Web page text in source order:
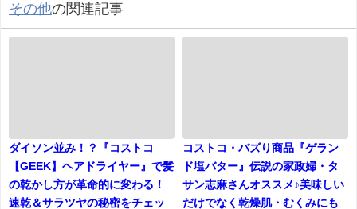
その他の関連記事
ダイソン並み！？『コストコ
【GEEK】ヘアドライヤー』で髪
の乾かし方が革命的に変わる！
速乾＆サラツヤの秘密をチェッ
コストコ・バズり商品『ゲラン
ド塩バター』伝説の家政婦・タ
サン志麻さんオススメ♪美味しい
だけでなく乾燥肌・むくみにも